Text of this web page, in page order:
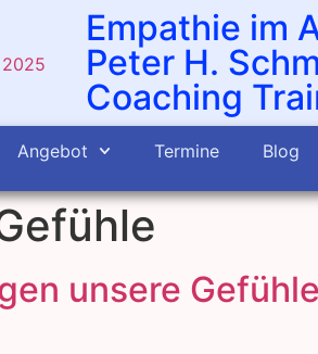
Empathie im
Peter H.
Coaching
Angebot Termine Blog
unsere